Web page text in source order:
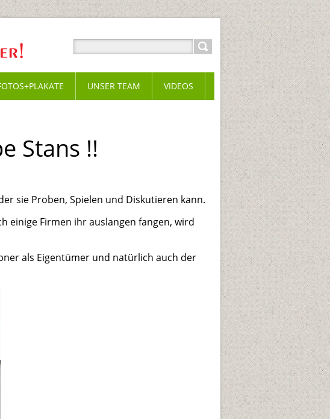
Stans !!
sie Proben, Spielen und Diskutieren kann.
einige Firmen ihr auslangen fangen, wird
als Eigentümer und natürlich auch der
UNSER TEAM VIDEOS